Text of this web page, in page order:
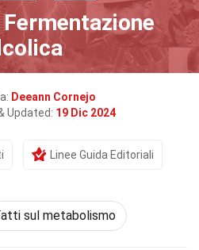
Deeann Cornejo
Updated: 19 Dic 2024
Linee Guida Editoriali
sul metabolismo